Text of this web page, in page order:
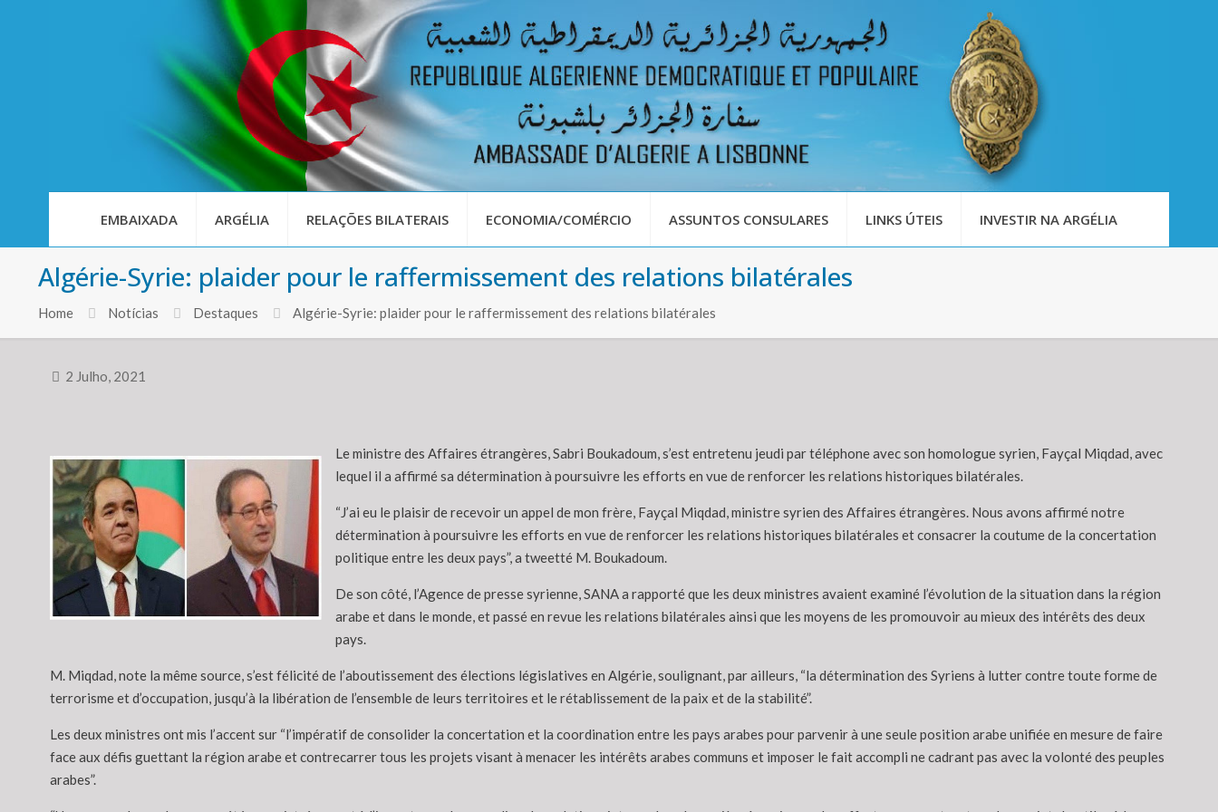
EMBAIXADA ARGÉLIA RELAÇÕES BILATERAIS ECONOMIA/COMÉRCIO ASSUNTOS CONSULARES LINKS ÚTEIS INVESTIR NA ARGÉLIA
Algérie-Syrie: plaider pour le raffermissement des relations bilatérales
Home Notícias Destaques Algérie-Syrie: plaider pour le raffermissement des relations bilatérales
2 Julho, 2021
Le ministre des Affaires étrangères, Sabri Boukadoum, s’est entretenu jeudi par téléphone avec son homologue syrien, Fayçal Miqdad, avec
lequel il a affirmé sa détermination à poursuivre les efforts en vue de renforcer les relations historiques bilatérales.
“J’ai eu le plaisir de recevoir un appel de mon frère, Fayçal Miqdad, ministre syrien des Affaires étrangères. Nous avons affirmé notre
détermination à poursuivre les efforts en vue de renforcer les relations historiques bilatérales et consacrer la coutume de la concertation
politique entre les deux pays”, a tweetté M. Boukadoum.
De son côté, l’Agence de presse syrienne, SANA a rapporté que les deux ministres avaient examiné l’évolution de la situation dans la région
arabe et dans le monde, et passé en revue les relations bilatérales ainsi que les moyens de les promouvoir au mieux des intérêts des deux
pays.
M. Miqdad, note la même source, s’est félicité de l’aboutissement des élections législatives en Algérie, soulignant, par ailleurs, “la détermination des Syriens à lutter contre toute forme de
terrorisme et d’occupation, jusqu’à la libération de l’ensemble de leurs territoires et le rétablissement de la paix et de la stabilité”.
Les deux ministres ont mis l’accent sur “l’impératif de consolider la concertation et la coordination entre les pays arabes pour parvenir à une seule position arabe unifiée en mesure de faire
face aux défis guettant la région arabe et contrecarrer tous les projets visant à menacer les intérêts arabes communs et imposer le fait accompli ne cadrant pas avec la volonté des peuples
arabes”.